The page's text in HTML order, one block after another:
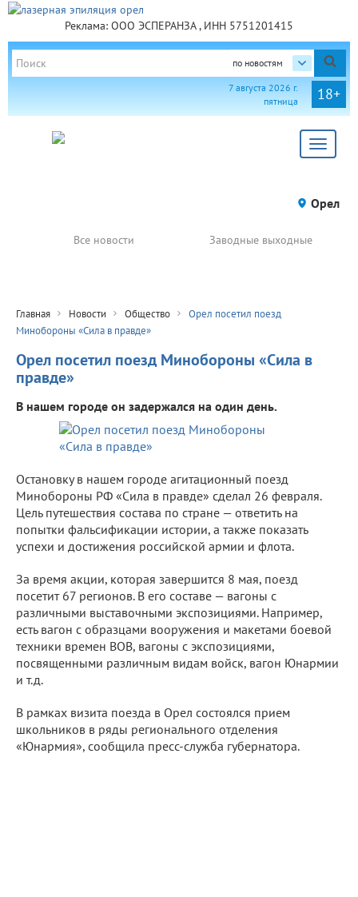
Реклама: ООО ЭСПЕРАНЗА , ИНН 5751201415
по новостям
18+
7 августа 2026 г.
пятница
Toggle
Орел
Все новости Заводные выходные
Главная Новости Общество
Орел посетил поезд
Минобороны «Сила в правде»
Орел посетил поезд Минобороны «Сила в
правде»
В нашем городе он задержался на один день.
Остановку в нашем городе агитационный поезд
Минобороны РФ «Сила в правде» сделал 26 февраля.
Цель путешествия состава по стране — ответить на
попытки фальсификации истории, а также показать
успехи и достижения российской армии и флота.
За время акции, которая завершится 8 мая, поезд
посетит 67 регионов. В его составе — вагоны с
различными выставочными экспозициями. Например,
есть вагон с образцами вооружения и макетами боевой
техники времен ВОВ, вагоны с экспозициями,
посвященными различным видам войск, вагон Юнармии
и т.д.
В рамках визита поезда в Орел состоялся прием
школьников в ряды регионального отделения
«Юнармия», сообщила пресс-служба губернатора.